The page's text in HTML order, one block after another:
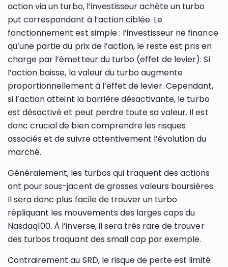
action via un turbo, l’investisseur achète un turbo
put correspondant à l’action ciblée. Le
fonctionnement est simple : l’investisseur ne finance
qu’une partie du prix de l’action, le reste est pris en
charge par l’émetteur du turbo (effet de levier). Si
l’action baisse, la valeur du turbo augmente
proportionnellement à l’effet de levier. Cependant,
si l’action atteint la barrière désactivante, le turbo
est désactivé et peut perdre toute sa valeur. Il est
donc crucial de bien comprendre les risques
associés et de suivre attentivement l’évolution du
marché.
Généralement, les turbos qui traquent des actions
ont pour sous-jacent de grosses valeurs boursières.
Il sera donc plus facile de trouver un turbo
répliquant les mouvements des larges caps du
Nasdaq100. À l’inverse, il sera très rare de trouver
des turbos traquant des small cap par exemple.
Contrairement au SRD, le risque de perte est limité